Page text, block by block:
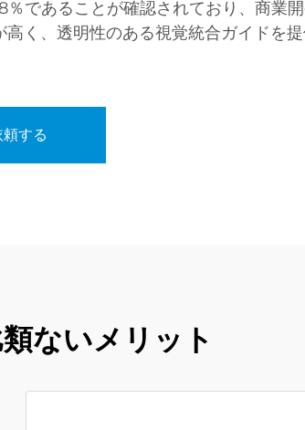
％であることが確認されており、商業
高く、透明性のある視覚統合ガイドを
する
ないメリット